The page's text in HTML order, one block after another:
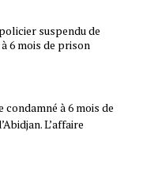
suspendu de
6 mois de prison
à 6 mois de
L’affaire